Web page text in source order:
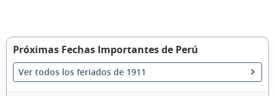
Próximas Fechas Importantes de Perú
Ver todos los feriados de 1911